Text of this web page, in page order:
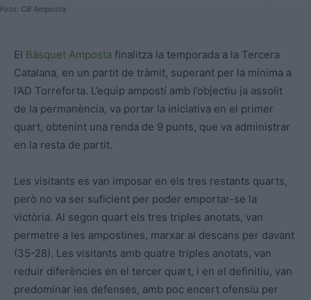
Foto: CB Amposta
El Bàsquet Amposta finalitza la temporada a la Tercera
Catalana, en un partit de tràmit, superant per la mínima a
l’AD Torreforta. L’equip ampostí amb l’objectiu ja assolit
de la permanència, va portar la iniciativa en el primer
quart, obtenint una renda de 9 punts, que va administrar
en la resta de partit.
Les visitants es van imposar en els tres restants quarts,
però no va ser suficient per poder emportar-se la
victòria. Al segon quart els tres triples anotats, van
permetre a les ampostines, marxar al descans per davant
(35-28). Les visitants amb quatre triples anotats, van
reduir diferències en el tercer quart, i en el definitiu, van
predominar les defenses, amb poc encert ofensiu per